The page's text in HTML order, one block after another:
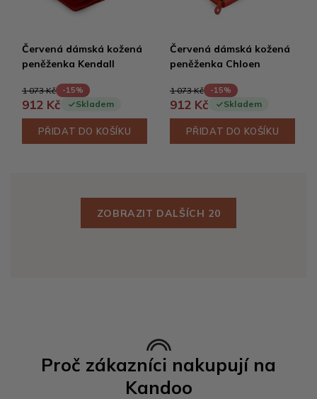
Červená dámská kožená
peněženka Kendall
1 073 Kč -15%
912 Kč Skladem
PŘIDAT DO KOŠÍKU
Červená dámská kožená
peněženka Chloen
1 073 Kč -15%
912 Kč Skladem
PŘIDAT DO KOŠÍKU
ZOBRAZIT DALŠÍCH 20
Proč zákazníci nakupují na
Kandoo